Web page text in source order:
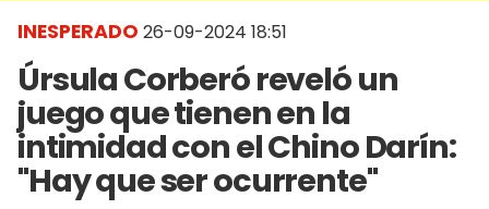
INESPERADO 26-09-2024 18:51
Úrsula Corberó reveló un
juego que tienen en la
intimidad con el Chino Darín:
"Hay que ser ocurrente"